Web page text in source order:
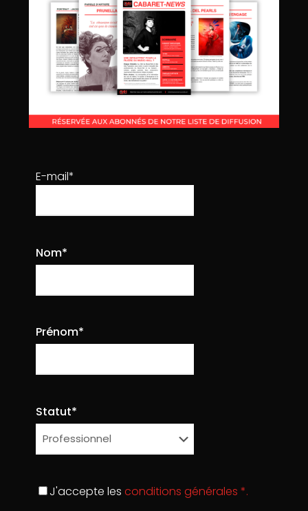
Pierre Vaigrevilleon
15/10/2020
Post with Vimeo
Sed vitae tellus aliquet, varius arcu sed, egestas
turpisali quam erat volutpat. Duis lobortis vitae
neque.
0 Read more
Post with YouTube
neque donec interdum nullam.
15
E-mail*
Nom*
Prénom*
Statut*
J'accepte lesconditions générales *.